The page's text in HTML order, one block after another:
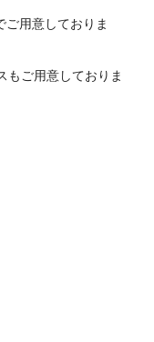
ご用意しておりま
もご用意しておりま